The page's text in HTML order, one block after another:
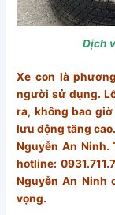
Dịch
Xe con là
người sử dụng.
ra, không bao
lưu động tăng
Nguyễn An
hotline:
Nguyễn An Ninh
vọng.